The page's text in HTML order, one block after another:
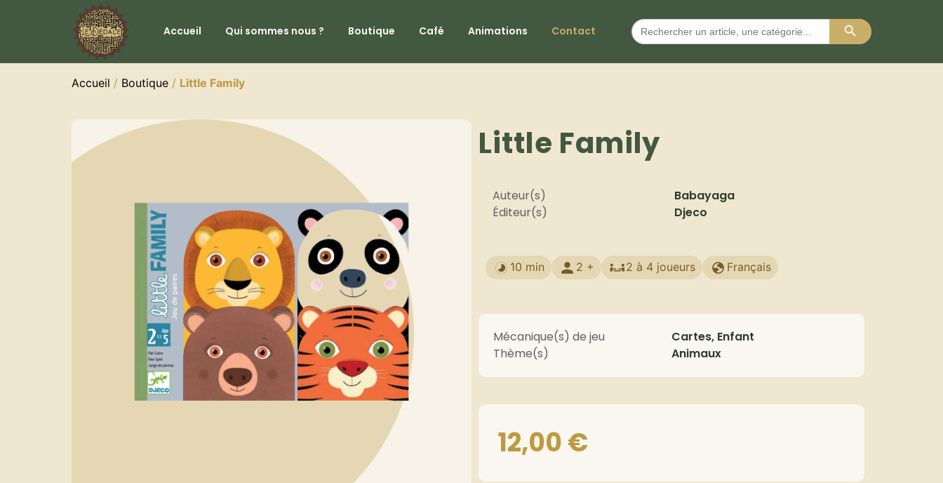
Accueil Qui sommes nous ? Boutique Café Animations Contact
Search
for:
Search Button
Accueil / Boutique / Little Family
Little Family
Auteur(s)
Babayaga
Éditeur(s)
Djeco
10 min 2 + 2 à 4 joueurs Français
Mécanique(s) de jeu
Cartes, Enfant
Thème(s)
Animaux
12,00€